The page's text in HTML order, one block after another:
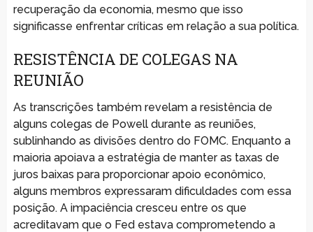
recuperação da economia, mesmo que isso
significasse enfrentar críticas em relação a sua política.
RESISTÊNCIA DE COLEGAS NA
REUNIÃO
As transcrições também revelam a resistência de
alguns colegas de Powell durante as reuniões,
sublinhando as divisões dentro do FOMC. Enquanto a
maioria apoiava a estratégia de manter as taxas de
juros baixas para proporcionar apoio econômico,
alguns membros expressaram dificuldades com essa
posição. A impaciência cresceu entre os que
acreditavam que o Fed estava comprometendo a